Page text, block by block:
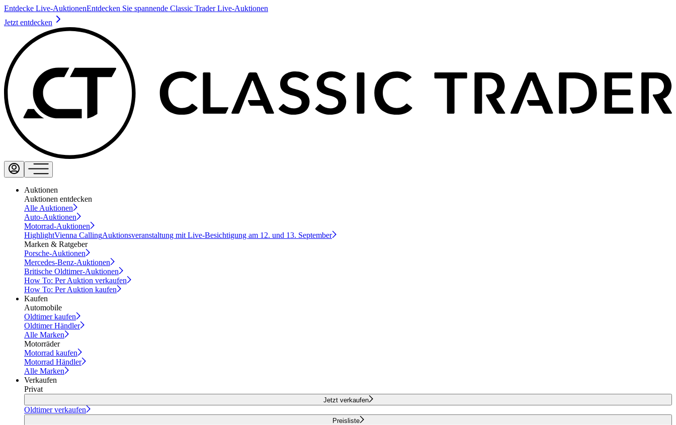
Entdecke Live-AuktionenEntdecken Sie spannende Classic Trader Live-Auktionen
Jetzt entdecken
Auktionen
Auktionen entdecken
Alle Auktionen
Auto-Auktionen
Motorrad-Auktionen
HighlightVienna CallingAuktionsveranstaltung mit Live-Besichtigung am 12. und 13. September
Marken & Ratgeber
Porsche-Auktionen
Mercedes-Benz-Auktionen
Britische Oldtimer-Auktionen
How To: Per Auktion verkaufen
How To: Per Auktion kaufen
Kaufen
Automobile
Oldtimer kaufen
Oldtimer Händler
Alle Marken
Motorräder
Motorrad kaufen
Motorrad Händler
Alle Marken
Verkaufen
Privat
Jetzt verkaufen
Oldtimer verkaufen
Preisliste